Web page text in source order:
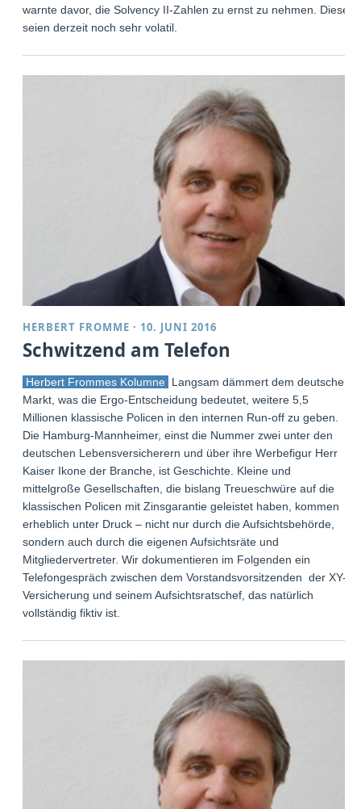
warnte davor, die Solvency II-Zahlen zu ernst zu nehmen. Diese
seien derzeit noch sehr volatil.
HERBERT FROMME · 10. JUNI 2016
Schwitzend am Telefon
Herbert Frommes Kolumne
Langsam dämmert dem deutschen
Markt, was die Ergo-Entscheidung bedeutet, weitere 5,5
Millionen klassische Policen in den internen Run-off zu geben.
Die Hamburg-Mannheimer, einst die Nummer zwei unter den
deutschen Lebensversicherern und über ihre Werbefigur Herr
Kaiser Ikone der Branche, ist Geschichte. Kleine und
mittelgroße Gesellschaften, die bislang Treueschwüre auf die
klassischen Policen mit Zinsgarantie geleistet haben, kommen
erheblich unter Druck – nicht nur durch die Aufsichtsbehörde,
sondern auch durch die eigenen Aufsichtsräte und
Mitgliedervertreter. Wir dokumentieren im Folgenden ein
Telefongespräch zwischen dem Vorstandsvorsitzenden der XY-
Versicherung und seinem Aufsichtsratschef, das natürlich
vollständig fiktiv ist.